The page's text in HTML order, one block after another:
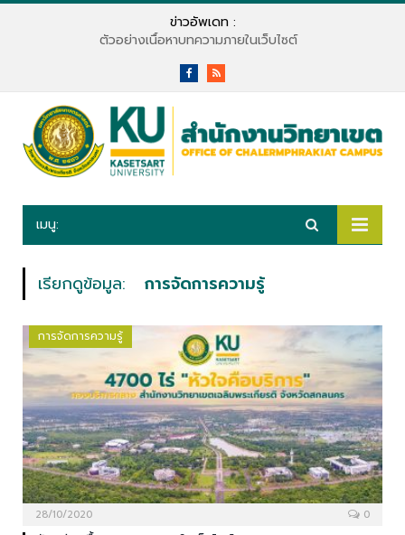
ข่าวอัพเดท :
ตัวอย่างเนื้อหาบทความภายในเว็บไซต์
FacebookRSS
เมนู:
เรียกดูข้อมูล: การจัดการความรู้
การจัดการความรู้
28/10/2020 0